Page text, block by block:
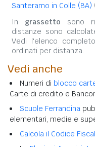
Santeramo in Colle (BA)
In grassetto sono
distanze sono
Vedi l'elenco
ordinati per distanza.
Vedi anche
Numeri di blocco
Carte di credito e
Scuole Ferrandina
elementari, medie e
Calcola il Codice